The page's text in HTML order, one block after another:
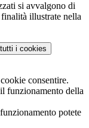
si avvalgono di
illustrate nella
i cookies
consentire.
funzionamento della
potete